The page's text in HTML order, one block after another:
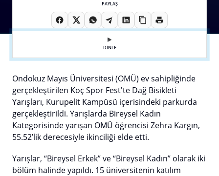
PAYLAŞ
DİNLE
Ondokuz Mayıs Üniversitesi (OMÜ) ev sahipliğinde
gerçekleştirilen Koç Spor Fest'te Dağ Bisikleti
Yarışları, Kurupelit Kampüsü içerisindeki parkurda
gerçekleştirildi. Yarışlarda Bireysel Kadın
Kategorisinde yarışan OMÜ öğrencisi Zehra Kargın,
55.52’lik derecesiyle ikinciliği elde etti.
Yarışlar, “Bireysel Erkek” ve “Bireysel Kadın” olarak iki
bölüm halinde yapıldı. 15 üniversitenin katılım